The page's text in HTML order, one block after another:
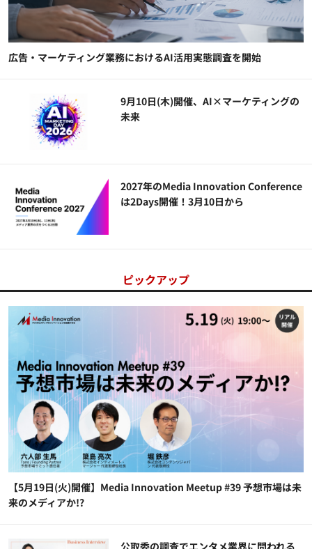
広告・マーケティング業務におけるAI活用実態調査を開始
9月10日(木)開催、AI×マーケティングの
未来
2027年のMedia Innovation Conference
は2Days開催！3月10日から
ピックアップ
【5月19日(火)開催】Media Innovation Meetup #39 予想市場は未
来のメディアか!?
公​​取委の調査でエンタメ業界に問われる